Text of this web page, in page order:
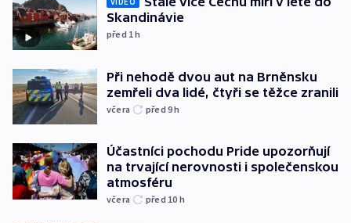
Skandinávie
před 1h
Při nehodě dvou aut na Brněnsku
zemřeli dva lidé, čtyři se těžce zranili
včera před 9h
Účastníci pochodu Pride upozorňují
na trvající nerovnosti i společenskou
atmosféru
včera před 10 h